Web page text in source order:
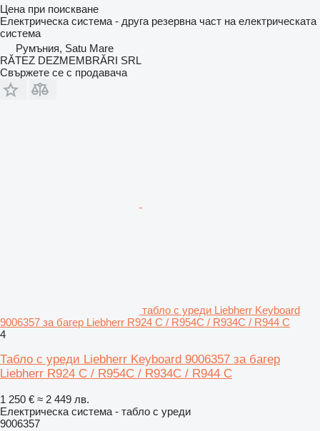
Цена при поискване
Електрическа система - друга резервна част на електрическата
система
Румъния, Satu Mare
RĂTEZ DEZMEMBRĂRI SRL
Свържете се с продавача
табло с уреди Liebherr Keyboard
9006357 за багер Liebherr R924 C / R954C / R934C / R944 C
4
Табло с уреди Liebherr Keyboard 9006357 за багер
Liebherr R924 C / R954C / R934C / R944 C
1 250 € ≈ 2 449 лв.
Електрическа система - табло с уреди
9006357